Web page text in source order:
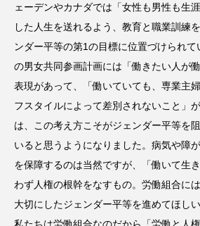
ェーデンやカナダでは「女性も男性も生
した人生を送れるよう、教育と職業訓練
ンダー平等の第1の目標に位置づけられ
の男女共同参画計画には「働きたい人が
表現があって、「働いていても、専業主
フスタイルによって差別されないこと」
は、この考え方こそがジェンダー平等を
いると思うようになりました。病気や障
を保障するのは当然ですが、「働いて生
わず人権の根幹をなすもの。労働組合に
大切にしたジェンダー平等を進めてほし